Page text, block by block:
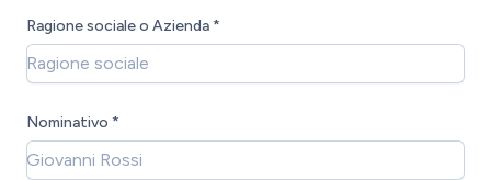
Ragione sociale o Azienda *
Nominativo *